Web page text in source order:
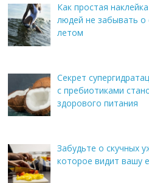
Как простая
людей не забывать
летом
Секрет
с пребиотиками
здорового питания
Забудьте о скучных
которое видит вашу